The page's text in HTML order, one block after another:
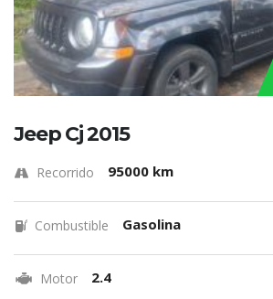
Jeep Cj 2015
Recorrido 95000 km
Combustible Gasolina
Motor 2.4